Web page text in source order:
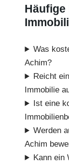
Häufige
Was
Achim?
Reicht
Immobilie
Ist eine
Werden
Achim
Kann ein